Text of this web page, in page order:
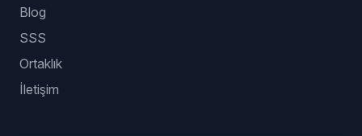
Blog
SSS
Ortaklık
İletişim